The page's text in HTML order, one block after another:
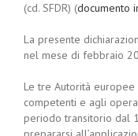
(cd. SFDR) (documento
La presente
nel mese di febbraio
Le tre Autorità
competenti e agli
periodo transitorio dal